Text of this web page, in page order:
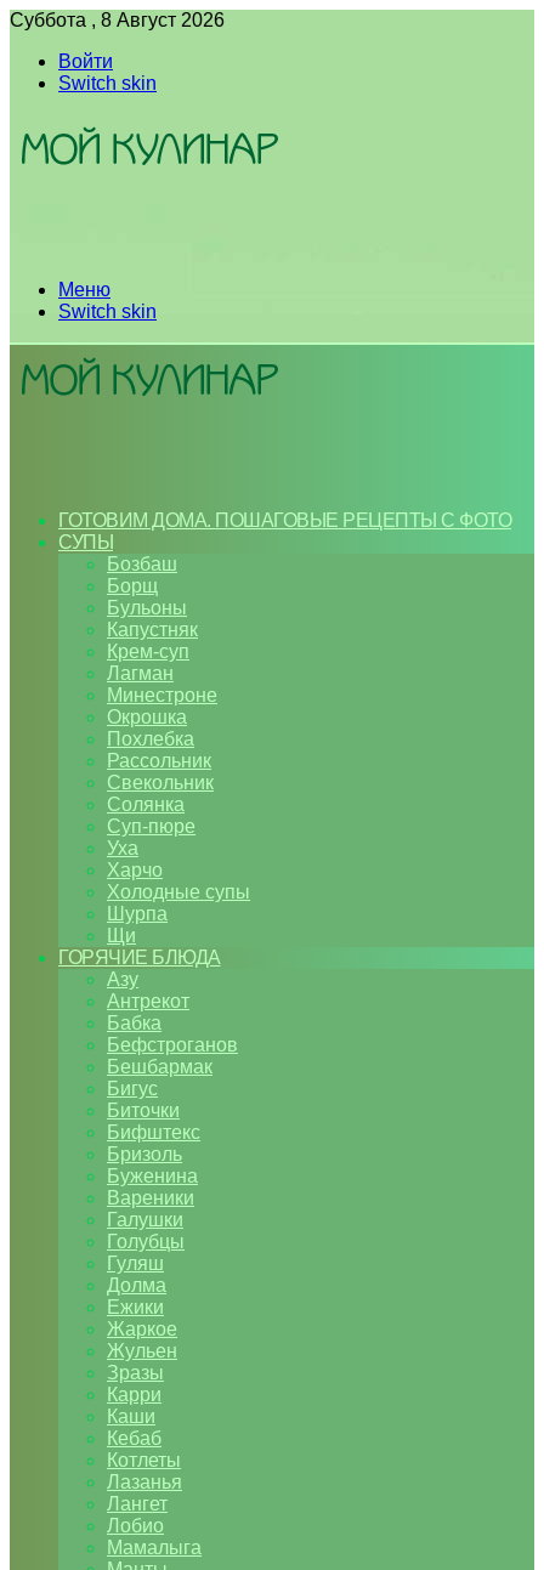
Суббота , 8 Август 2026
Войти
Switch skin
Меню
Switch skin
ГОТОВИМ ДОМА. ПОШАГОВЫЕ РЕЦЕПТЫ С ФОТО
СУПЫ
Бозбаш
Борщ
Бульоны
Капустняк
Крем-суп
Лагман
Минестроне
Окрошка
Похлебка
Рассольник
Свекольник
Солянка
Суп-пюре
Уха
Харчо
Холодные супы
Шурпа
Щи
ГОРЯЧИЕ БЛЮДА
Азу
Антрекот
Бабка
Бефстроганов
Бешбармак
Бигус
Биточки
Бифштекс
Бризоль
Буженина
Вареники
Галушки
Голубцы
Гуляш
Долма
Ежики
Жаркое
Жульен
Зразы
Карри
Каши
Кебаб
Котлеты
Лазанья
Лангет
Лобио
Мамалыга